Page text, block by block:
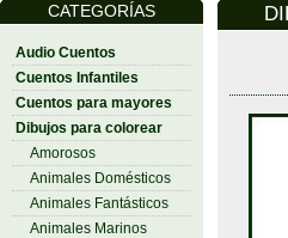
CATEGORÍAS
Audio Cuentos
Cuentos Infantiles
Cuentos para mayores
Dibujos para colorear
Amorosos
Animales Domésticos
Animales Fantásticos
Animales Marinos